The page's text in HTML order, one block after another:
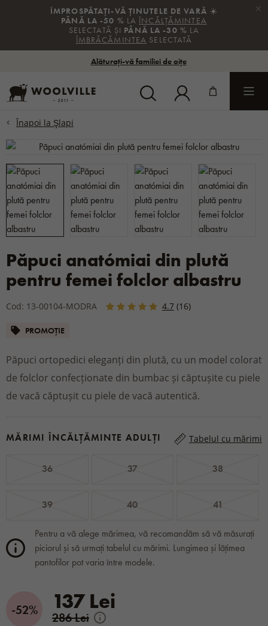
ÎMPROSPĂTAȚI-VĂ ȚINUTELE DE VARĂ ☀️
PÂNĂ LA -50 % LAÎNCĂLȚĂMINTEA
SELECTATĂ ȘI PÂNĂ LA -30 % LA
ÎMBRĂCĂMINTEA SELECTATĂ
×
Alăturați-vă familiei de oițe
Păpuci anatómiai din plută
pentru femei folclor albastru
Cod: 13-00104-MODRA 4.7 (16)
PROMOȚIE
Păpuci ortopedici eleganți din plută, cu un model colorat
de folclor confecționate din bumbac și căptușite cu piele
de vacă căptușit cu piele de vacă autentică.
MĂRIMI ÎNCĂLȚĂMINTE ADULȚI Tabelul cu mărimi
36 37 38
39 40 41
Pentru a vă alege mărimea, vă recomandăm să vă măsurați
piciorul și să urmați tabelul cu mărimi. Lungimea și lățimea
pantofilor pot varia între modele.
-52% 137 Lei
286 Lei